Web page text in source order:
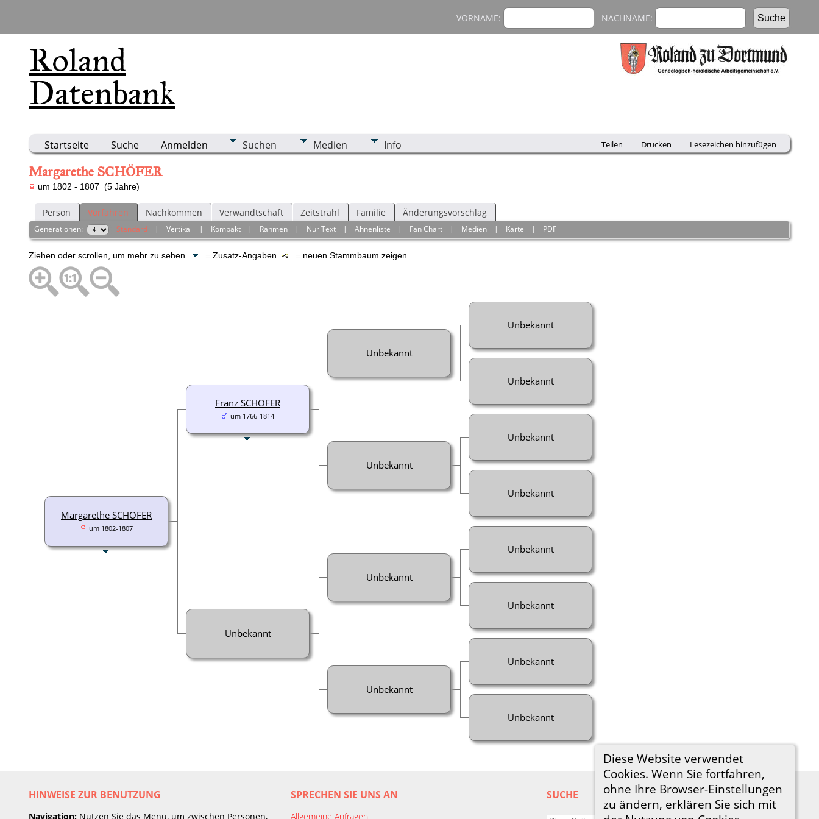
Roland
Datenbank
VORNAME: NACHNAME:
Startseite Suche Anmelden Suchen Medien Info Teilen Drucken Lesezeichen hinzufügen
Diese Website verwendet
Cookies. Wenn Sie fortfahren,
ohne Ihre Browser-Einstellungen
zu ändern, erklären Sie sich mit
Margarethe SCHÖFER
um 1802 - 1807 (5 Jahre)
Person Vorfahren Nachkommen Verwandtschaft Zeitstrahl Familie Änderungsvorschlag
Generationen: Standard |Vertikal | Kompakt | Rahmen | Nur Text |Ahnenliste | Fan Chart | Medien | Karte | PDF
Ziehen oder scrollen, um mehr zu sehen = Zusatz-Angaben = neuen Stammbaum zeigen
Margarethe SCHÖFER
um 1802-1807
Franz SCHÖFER
um 1766-1814
Unbekannt
Unbekannt
Unbekannt
Unbekannt
Unbekannt
Unbekannt
Unbekannt
Unbekannt
Unbekannt
Unbekannt
Unbekannt
Unbekannt
Unbekannt
HINWEISE ZUR BENUTZUNG
Navigation: Nutzen Sie das Menü, um zwischen Personen,
SPRECHEN SIE UNS AN
Allgemeine Anfragen
SUCHE